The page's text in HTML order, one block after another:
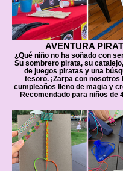
AVENTURA
¿Qué niño no ha soñado con
Su sombrero pirata, su
de juegos piratas y una
tesoro. ¡Zarpa con nosotros
cumpleaños lleno de magia y
Recomendado para niños de